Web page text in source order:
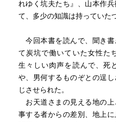
いを抱える人も多かったので
初版は理論社版（１９６１
９７７年）を底本とする。
表紙と章の扉には山本作兵衛
在りし日の女労働者の生きた
れゆく坑夫たち』、山本作
て、多少の知識は持っていた
今回本書を読んで、聞き書
て炭坑で働いていた女性た
生々しい肉声を読んで、死
や、男何するものぞとの逞
じさせられた。
お天道さまの見える地の上
事する者からの差別、地上